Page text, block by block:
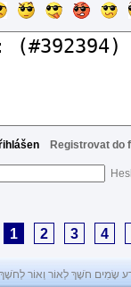
Registrovat do
1 2 3 4
שָׂמִים חֹשֶׁךְ לְאוֹר וְאוֹר לְחֹשֶׁךְ